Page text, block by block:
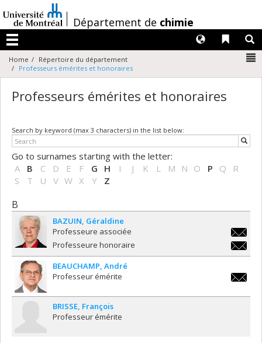
au
contenu
/Département de chimie
Menu
Liens
Langues
Home
Répertoire du département
Professeurs émérites et honoraires
Professeurs émérites et honoraires
Search by keyword (max 3 characters) in the list below:
Go to surnames starting with the letter:
A
B C D E F G H I J K L M N O P Q
R
S
T U V W X Y Z
B
BAZUIN Géraldine
Professeure associée
Professeure honoraire
BEAUCHAMP André
Professeur émérite
BRISSE François
Professeur émérite